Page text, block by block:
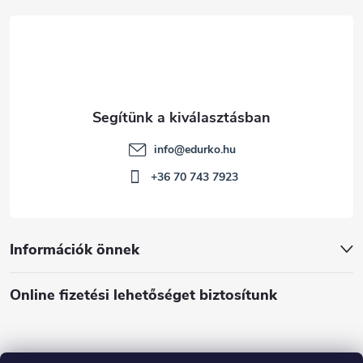
Információk önnek
Online fizetési lehetőséget biztosítunk
info@edurko.hu
+36 70 743 7923